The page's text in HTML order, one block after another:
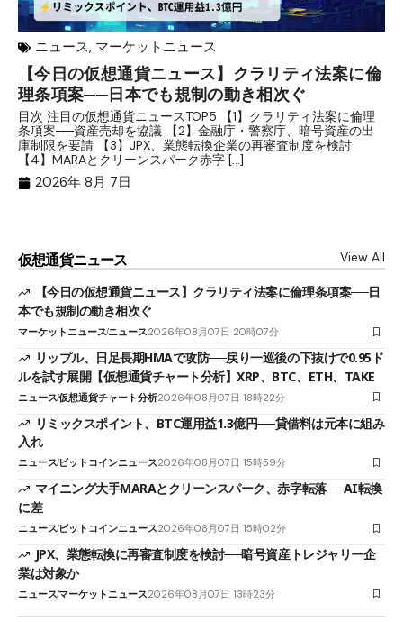
ニュース, マーケットニュース
【今日の仮想通貨ニュース】クラリティ法案に倫
理条項案──日本でも規制の動き相次ぐ
目次 注目の仮想通貨ニュースTOP5 【1】クラリティ法案に倫理
条項案──資産売却を協議 【2】金融庁・警察庁、暗号資産の出
庫制限を要請 【3】JPX、業態転換企業の再審査制度を検討
【4】MARAとクリーンスパーク赤字 […]
2026年 8月 7日
仮想通貨ニュース View All
【今日の仮想通貨ニュース】クラリティ法案に倫理条項案──日
本でも規制の動き相次ぐ
マーケットニュースニュース2026年08月07日 20時07分
リップル、日足長期HMAで攻防──戻り一巡後の下抜けで0.95ド
ルを試す展開【仮想通貨チャート分析】XRP、BTC、ETH、TAKE
ニュース仮想通貨チャート分析2026年08月07日 18時22分
リミックスポイント、BTC運用益1.3億円──貸借料は元本に組み
入れ
ニュースビットコインニュース2026年08月07日 15時59分
マイニング大手MARAとクリーンスパーク、赤字転落──AI転換
に差
ニュースビットコインニュース2026年08月07日 15時02分
JPX、業態転換に再審査制度を検討──暗号資産トレジャリー企
業は対象か
ニュースマーケットニュース2026年08月07日 13時23分